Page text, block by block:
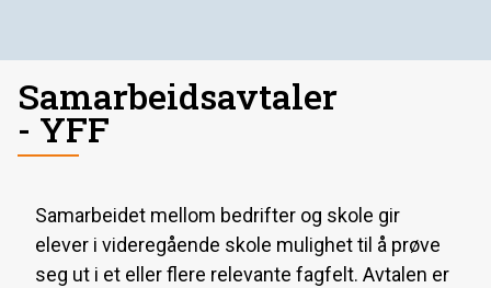
Samarbeidsavtaler
- YFF
Samarbeidet mellom bedrifter og skole gir
elever i videregående skole mulighet til å prøve
seg ut i et eller flere relevante fagfelt. Avtalen er